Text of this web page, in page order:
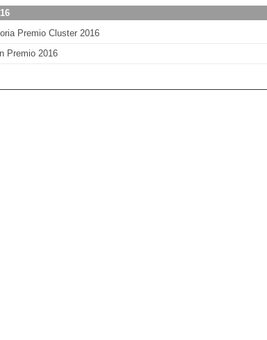
Premio Cluster 2016
Premio 2016